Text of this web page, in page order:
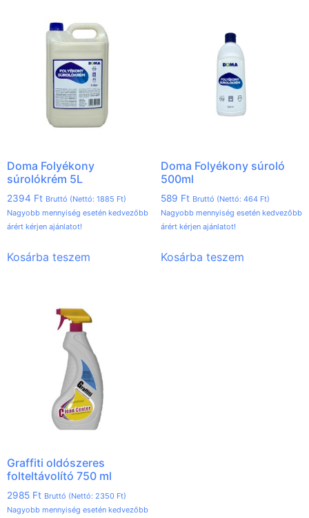
Doma Folyékony
súrolókrém 5L
2394 Ft Bruttó (Nettó: 1885 Ft)
Nagyobb mennyiség esetén kedvezőbb
árért kérjen ajánlatot!
Kosárba teszem
Doma Folyékony súroló
500ml
589 Ft Bruttó (Nettó: 464 Ft)
Nagyobb mennyiség esetén kedvezőbb
árért kérjen ajánlatot!
Kosárba teszem
Graffiti oldószeres
folteltávolító 750 ml
2985 Ft Bruttó (Nettó: 2350 Ft)
Nagyobb mennyiség esetén kedvezőbb